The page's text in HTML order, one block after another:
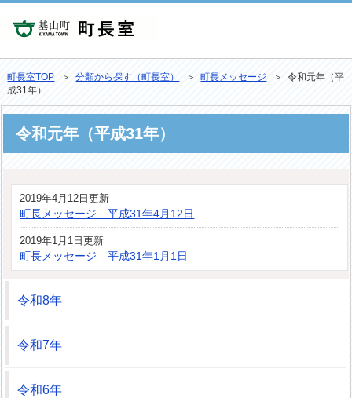
町長室TOP ＞分類から探す（町長室） ＞町長メッセージ
＞ 令和元年（平
成31年）
令和元年（平成31年）
2019年4月12日更新
町長メッセージ 平成31年4月12日
2019年1月1日更新
町長メッセージ 平成31年1月1日
令和8年
令和7年
令和6年